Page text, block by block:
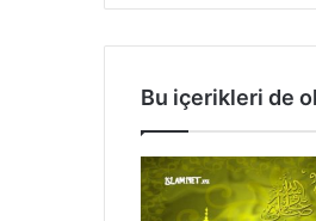
B
l
a
r
ı
n
Bu içerikleri de